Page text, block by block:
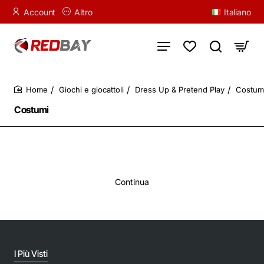
Account Altro Italiano
Costumi
Giochi e giocattoli Dress Up & Pretend Play
Continua
I Più Visti